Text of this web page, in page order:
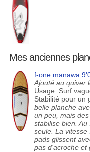
Mes anciennes
f-one manawa
Ajouté au quiver
Usage: Surf
Stabilité pour un
belle planche
un peu, mais
stabilise bien.
seule. La
pads glissent
pas d'acroche et